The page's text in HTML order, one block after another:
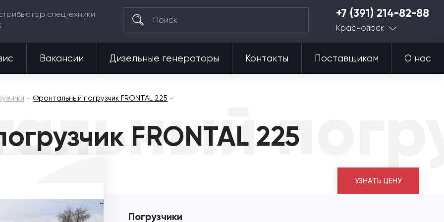
спецтехники
+7 (391) 214-82-88
Красноярск
Вакансии Дизельные генераторы Контакты Поставщикам О нас
Фронтальный погрузчик FRONTAL 225
FRONTAL 225
УЗНАТЬ ЦЕНУ
Погрузчики